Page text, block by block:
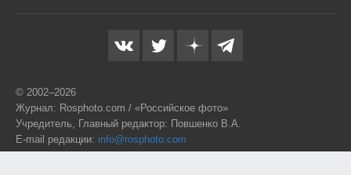
© 2002–2026
Журнал: Rosphoto.com / «Российское фото»
Учредитель, Главный редактор: Повшенко В.А.
E-mail редакции: info@rosphoto.com